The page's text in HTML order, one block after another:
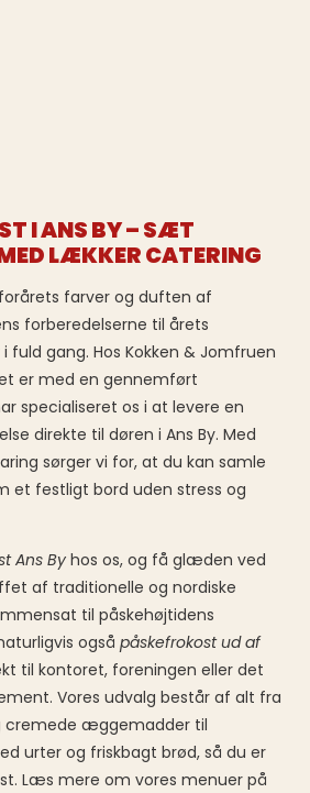
I ANS BY – SÆT
LÆKKER CATERING
farver og duften af
forberedelserne til årets
fuld gang. Hos Kokken & Jomfruen
er med en gennemført
specialiseret os i at levere en
direkte til døren i Ans By. Med
sørger vi for, at du kan samle
et festligt bord uden stress og
Ans Byhos os, og få glæden ved
af traditionelle og nordiske
til påskehøjtidens
også påskefrokost ud af
til kontoret, foreningen eller det
Vores udvalg består af alt fra
cremede æggemadder til
urter og friskbagt brød, så du er
Læs mere om vores menuer på